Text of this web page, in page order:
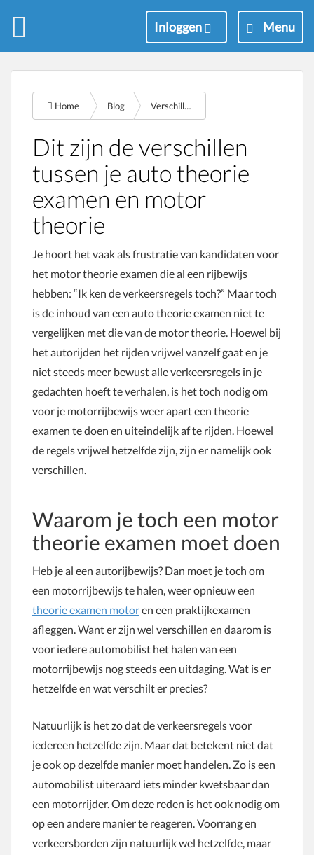
M
e
Menu
Inloggen
Home Blog Verschillen auto motor theorie
Dit zijn de verschillen
tussen je auto theorie
examen en motor
theorie
Je hoort het vaak als frustratie van kandidaten voor
het motor theorie examen die al een rijbewijs
hebben: “Ik ken de verkeersregels toch?” Maar toch
is de inhoud van een auto theorie examen niet te
vergelijken met die van de motor theorie. Hoewel bij
het autorijden het rijden vrijwel vanzelf gaat en je
niet steeds meer bewust alle verkeersregels in je
gedachten hoeft te verhalen, is het toch nodig om
voor je motorrijbewijs weer apart een theorie
examen te doen en uiteindelijk af te rijden. Hoewel
de regels vrijwel hetzelfde zijn, zijn er namelijk ook
verschillen.
Waarom je toch een motor
theorie examen moet doen
Heb je al een autorijbewijs? Dan moet je toch om
een motorrijbewijs te halen, weer opnieuw een
theorie examen motoren een praktijkexamen
afleggen. Want er zijn wel verschillen en daarom is
voor iedere automobilist het halen van een
motorrijbewijs nog steeds een uitdaging. Wat is er
hetzelfde en wat verschilt er precies?
Natuurlijk is het zo dat de verkeersregels voor
iedereen hetzelfde zijn. Maar dat betekent niet dat
je ook op dezelfde manier moet handelen. Zo is een
automobilist uiteraard iets minder kwetsbaar dan
een motorrijder. Om deze reden is het ook nodig om
op een andere manier te reageren. Voorrang en
verkeersborden zijn natuurlijk wel hetzelfde, maar